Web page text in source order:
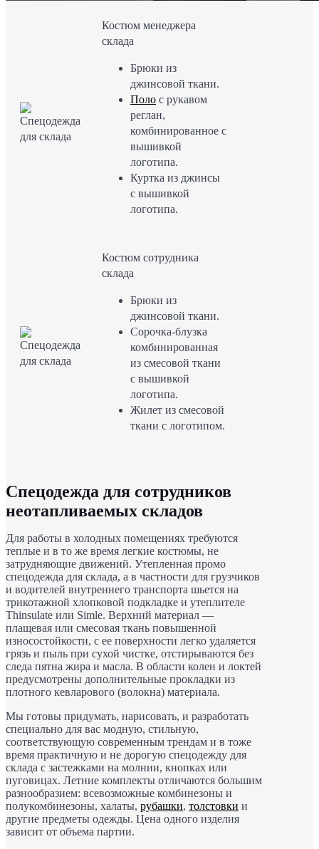
Костюм менеджера
склада
Брюки из
джинсовой ткани.
Поло с рукавом
реглан,
комбинированное с
вышивкой
логотипа.
Куртка из джинсы
с вышивкой
логотипа.
Костюм сотрудника
склада
Брюки из
джинсовой ткани.
Сорочка-блузка
комбинированная
из смесовой ткани
с вышивкой
логотипа.
Жилет из смесовой
ткани с логотипом.
Спецодежда для сотрудников
неотапливаемых складов
Для работы в холодных помещениях требуются
теплые и в то же время легкие костюмы, не
затрудняющие движений. Утепленная промо
спецодежда для склада, а в частности для грузчиков
и водителей внутреннего транспорта шьется на
трикотажной хлопковой подкладке и утеплителе
Thinsulate или Simle. Верхний материал —
плащевая или смесовая ткань повышенной
износостойкости, с ее поверхности легко удаляется
грязь и пыль при сухой чистке, отстирываются без
следа пятна жира и масла. В области колен и локтей
предусмотрены дополнительные прокладки из
плотного кевларового (волокна) материала.
Мы готовы придумать, нарисовать, и разработать
специально для вас модную, стильную,
соответствующую современным трендам и в тоже
время практичную и не дорогую спецодежду для
склада с застежками на молнии, кнопках или
пуговицах. Летние комплекты отличаются большим
разнообразием: всевозможные комбинезоны и
полукомбинезоны, халаты, рубашки, толстовки и
другие предметы одежды. Цена одного изделия
зависит от объема партии.